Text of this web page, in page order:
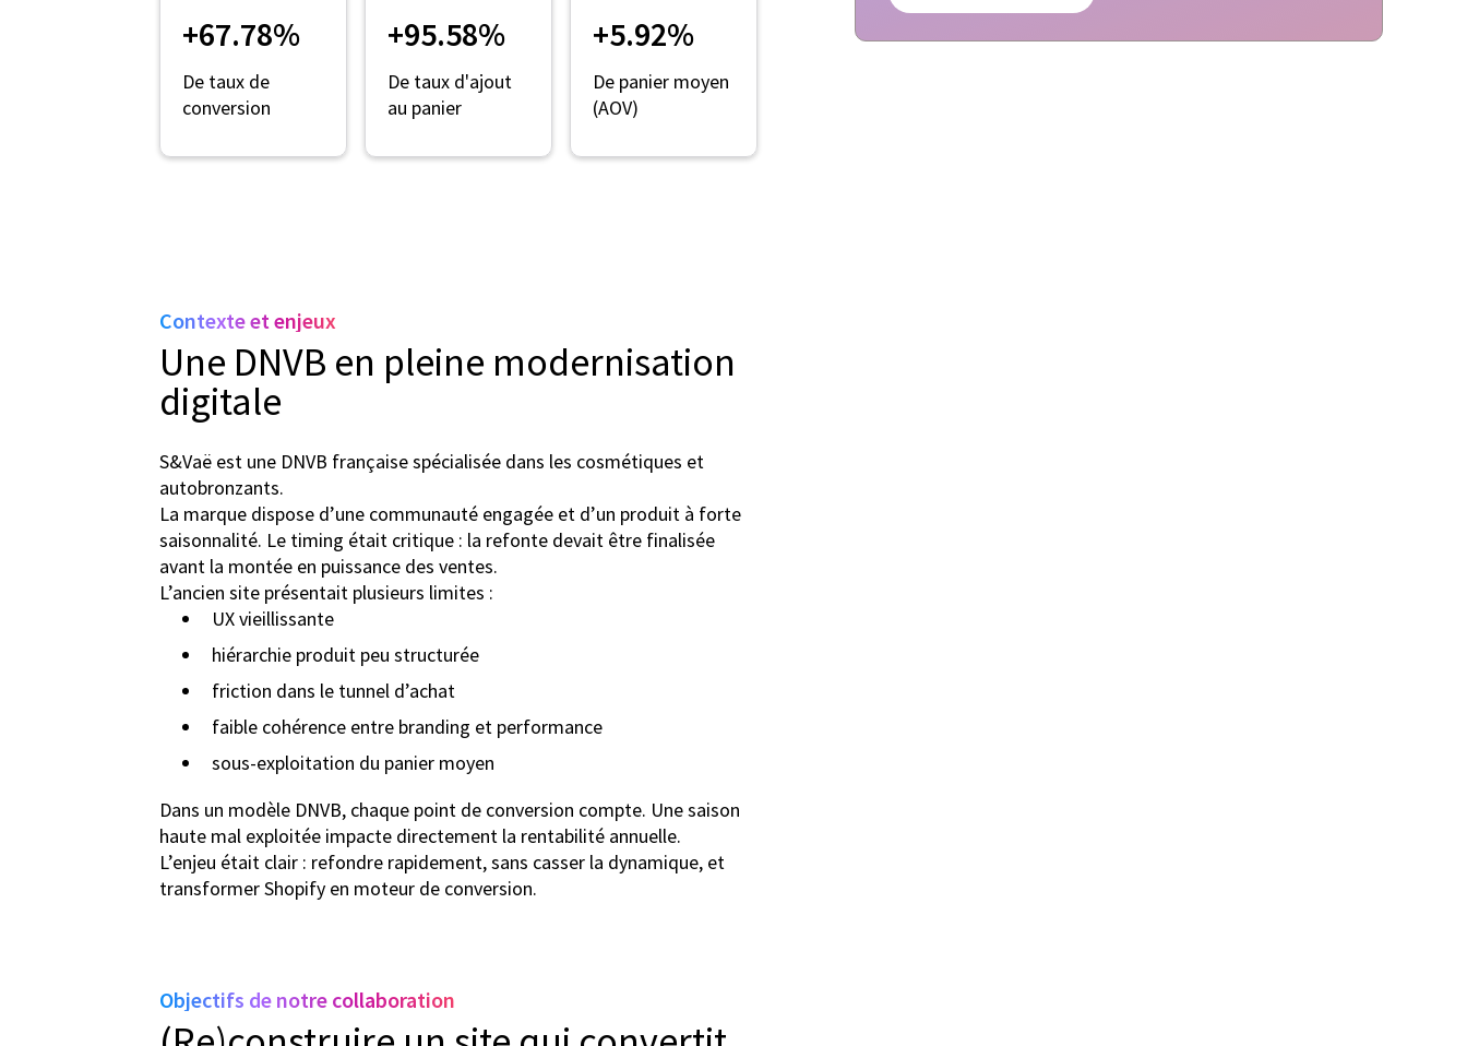
+67.78%
De taux de
conversion
+95.58%
De taux d'ajout
au panier
+5.92%
De panier moyen
(AOV)
Contexte et enjeux
Une DNVB en pleine modernisation
digitale
S&Vaë est une DNVB française spécialisée dans les cosmétiques et
autobronzants.
La marque dispose d’une communauté engagée et d’un produit à forte
saisonnalité. Le timing était critique : la refonte devait être finalisée
avant la montée en puissance des ventes.
L’ancien site présentait plusieurs limites :
UX vieillissante
hiérarchie produit peu structurée
friction dans le tunnel d’achat
faible cohérence entre branding et performance
sous-exploitation du panier moyen
Dans un modèle DNVB, chaque point de conversion compte. Une saison
haute mal exploitée impacte directement la rentabilité annuelle.
L’enjeu était clair : refondre rapidement, sans casser la dynamique, et
transformer Shopify en moteur de conversion.
Objectifs de notre collaboration